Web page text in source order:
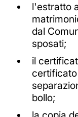
l'estratto
dal
sposati;
il
bollo;